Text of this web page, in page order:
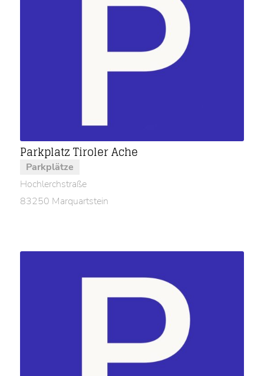
Parkplatz Tiroler Ache
Parkplätze
Hochlerchstraße
83250 Marquartstein